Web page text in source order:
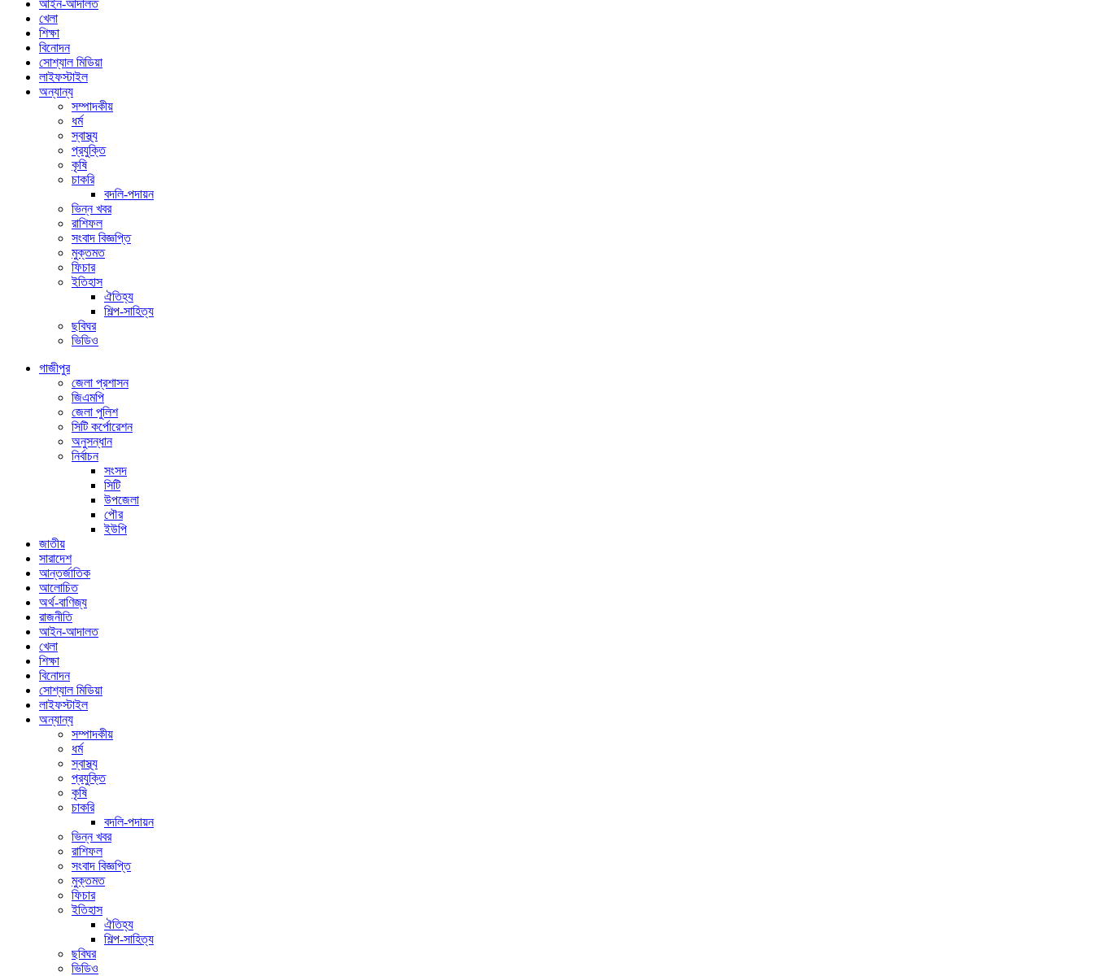
আইন-আদালত
খেলা
শিক্ষা
বিনোদন
সোশ্যাল মিডিয়া
লাইফস্টাইল
অন্যান্য
সম্পাদকীয়
ধর্ম
স্বাস্থ্য
প্রযুক্তি
কৃষি
চাকরি
বদলি-পদায়ন
ভিন্ন খবর
রাশিফল
সংবাদ বিজ্ঞপ্তি
মুক্তমত
ফিচার
ইতিহাস
ঐতিহ্য
শিল্প-সাহিত্য
ছবিঘর
ভিডিও
গাজীপুর
জেলা প্রশাসন
জিএমপি
জেলা পুলিশ
সিটি কর্পোরেশন
অনুসন্ধান
নির্বাচন
সংসদ
সিটি
উপজেলা
পৌর
ইউপি
জাতীয়
সারাদেশ
আন্তর্জাতিক
আলোচিত
অর্থ-বাণিজ্য
রাজনীতি
আইন-আদালত
খেলা
শিক্ষা
বিনোদন
সোশ্যাল মিডিয়া
লাইফস্টাইল
অন্যান্য
সম্পাদকীয়
ধর্ম
স্বাস্থ্য
প্রযুক্তি
কৃষি
চাকরি
বদলি-পদায়ন
ভিন্ন খবর
রাশিফল
সংবাদ বিজ্ঞপ্তি
মুক্তমত
ফিচার
ইতিহাস
ঐতিহ্য
শিল্প-সাহিত্য
ছবিঘর
ভিডিও